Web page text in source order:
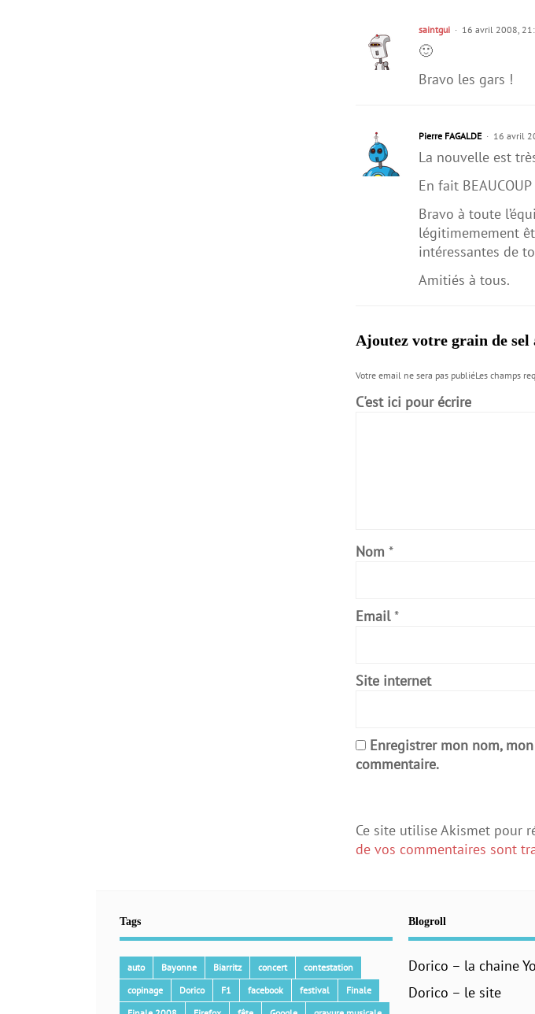
saintgui 16 avril 2008,
🙂
Bravo les gars !
Pierre FAGALDE 16 avril
La nouvelle est
En fait
Bravo à toute
légitimemement
intéressantes de
Amitiés à tous.
Ajoutez votre grain de sel
Votre email ne sera pas publiéLes champs
C'est ici pour écrire
Nom *
Email *
Site internet
Enregistrer mon nom,
commentaire.
Ce site utilise Akismet pour
de vos commentaires sont
Tags
auto Bayonne Biarritz concert
contestation
copinage
Dorico F1 facebook festival
Finale
Blogroll
Dorico – la chaine
Dorico – le site